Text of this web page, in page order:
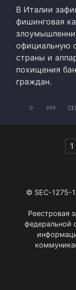
В Италии
фишинговая
официальную
страны и
похищения
граждан.
0 245
1
© SEC-1275-
Реестровая
федеральной